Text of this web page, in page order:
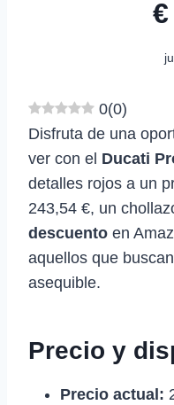
0(0)
Disfruta de una
ver con el Ducati
detalles rojos a un
243,54 €, un
descuento en
aquellos que
asequible.
Precio y
Precio actual: